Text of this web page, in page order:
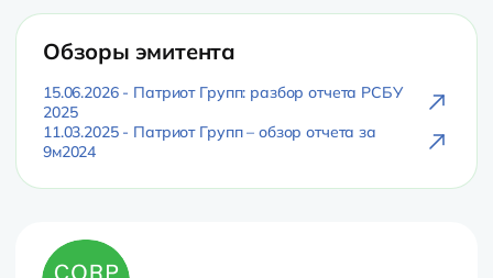
Обзоры эмитента
15.06.2026 - Патриот Групп: разбор отчета РСБУ
2025
11.03.2025 - Патриот Групп – обзор отчета за
9м2024